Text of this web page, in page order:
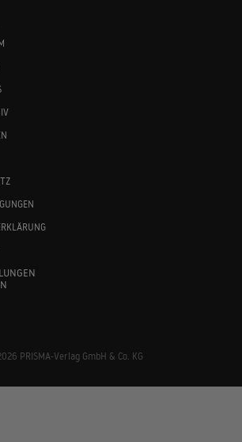
PRISMA-Verlag GmbH & Co. KG